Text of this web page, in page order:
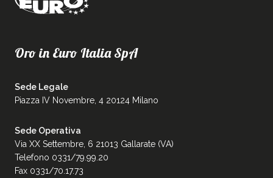
Oro in Euro Italia SpA
Sede Legale
Piazza IV Novembre, 4 20124 Milano
Sede Operativa
Via XX Settembre, 6 21013 Gallarate (VA)
Telefono 0331/79.99.20
Fax 0331/70.17.73